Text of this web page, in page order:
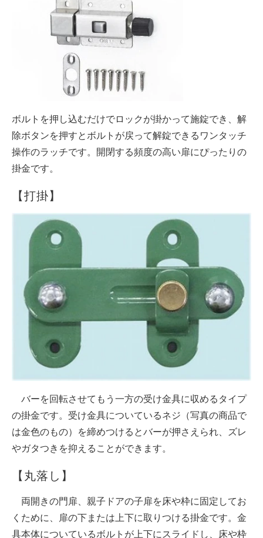
ボルトを押し込むだけでロックが掛かって施錠でき、解
除ボタンを押すとボルトが戻って解錠できるワンタッチ
操作のラッチです。開閉する頻度の高い扉にぴったりの
掛金です。
【打掛】
バーを回転させてもう一方の受け金具に収めるタイプ
の掛金です。受け金具についているネジ（写真の商品で
は金色のもの）を締めつけるとバーが押さえられ、ズレ
やガタつきを抑えることができます。
【丸落し】
両開きの門扉、親子ドアの子扉を床や枠に固定してお
くために、扉の下または上下に取りつける掛金です。金
具本体についているボルトが上下にスライドし、床や枠